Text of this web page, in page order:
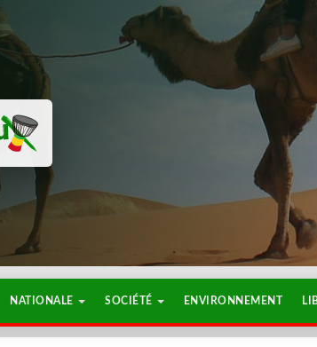
NATIONALE SOCIÉTÉ ENVIRONNEMENT